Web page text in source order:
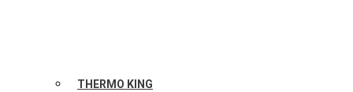
THERMO KING